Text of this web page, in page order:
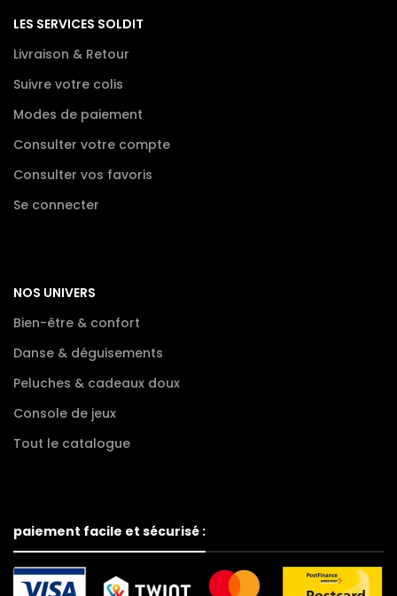
LES SERVICES SOLDIT
Livraison & Retour
Suivre votre colis
Modes de paiement
Consulter votre compte
Consulter vos favoris
Se connecter
NOS UNIVERS
Bien-être & confort
Danse & déguisements
Peluches & cadeaux doux
Console de jeux
Tout le catalogue
paiement facile et sécurisé :